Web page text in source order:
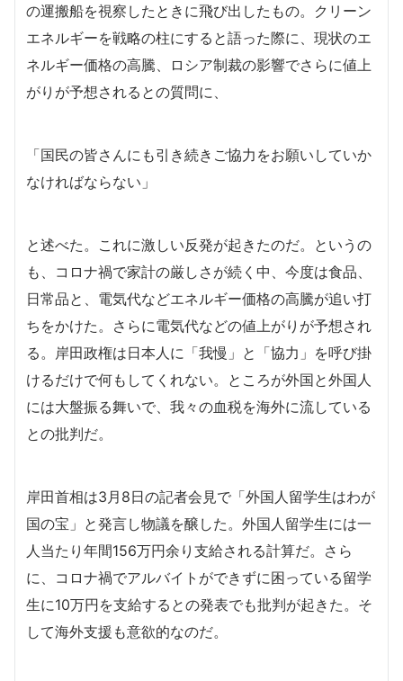
の運搬船を視察したときに飛び出したもの。クリーン
エネルギーを戦略の柱にすると語った際に、現状のエ
ネルギー価格の高騰、ロシア制裁の影響でさらに値上
がりが予想されるとの質問に、
「国民の皆さんにも引き続きご協力をお願いしていか
なければならない」
と述べた。これに激しい反発が起きたのだ。というの
も、コロナ禍で家計の厳しさが続く中、今度は食品、
日常品と、電気代などエネルギー価格の高騰が追い打
ちをかけた。さらに電気代などの値上がりが予想され
る。岸田政権は日本人に「我慢」と「協力」を呼び掛
けるだけで何もしてくれない。ところが外国と外国人
には大盤振る舞いで、我々の血税を海外に流している
との批判だ。
岸田首相は3月8日の記者会見で「外国人留学生はわが
国の宝」と発言し物議を醸した。外国人留学生には一
人当たり年間156万円余り支給される計算だ。さら
に、コロナ禍でアルバイトができずに困っている留学
生に10万円を支給するとの発表でも批判が起きた。そ
して海外支援も意欲的なのだ。